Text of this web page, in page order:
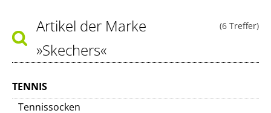
(6 Treffer)
Artikel der Marke
»Skechers«
TENNIS
Tennissocken